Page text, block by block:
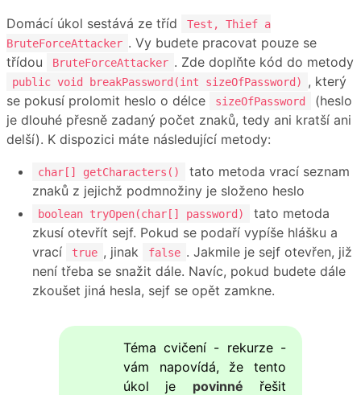
Domácí úkol sestává ze tříd
Test, Thief a
BruteForceAttacker . Vy budete pracovat pouze se
třídou
BruteForceAttacker . Zde doplňte kód do metody
public void breakPassword(int sizeOfPassword)
, který
se pokusí prolomit heslo o délce
sizeOfPassword
(heslo
je dlouhé přesně zadaný počet znaků, tedy ani kratší ani
delší). K dispozici máte následující metody:
char[] getCharacters()
tato metoda vrací seznam
znaků z jejichž podmnožiny je složeno heslo
boolean tryOpen(char[] password)
tato metoda
zkusí otevřít sejf. Pokud se podaří vypíše hlášku a
vrací
true , jinak false . Jakmile je sejf otevřen, již
není třeba se snažit dále. Navíc, pokud budete dále
zkoušet jiná hesla, sejf se opět zamkne.
Téma cvičení - rekurze -
vám napovídá, že tento
úkol je povinné řešit